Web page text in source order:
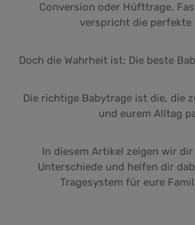
Conversion oder Hüfttrage.
verspricht die perfekte
Doch die Wahrheit ist: Die beste
Die richtige Babytrage ist die, die
und eurem Alltag
In diesem Artikel zeigen wir
Unterschiede und helfen dir
Tragesystem für eure